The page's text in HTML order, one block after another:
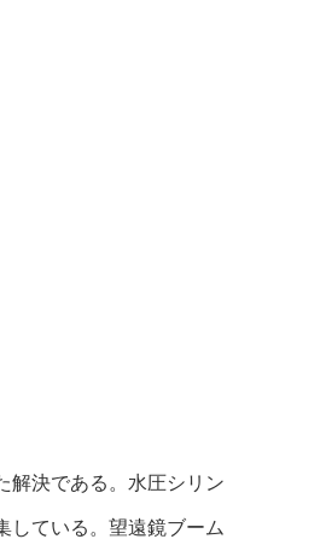
解決である。水圧シリン
している。望遠鏡ブーム